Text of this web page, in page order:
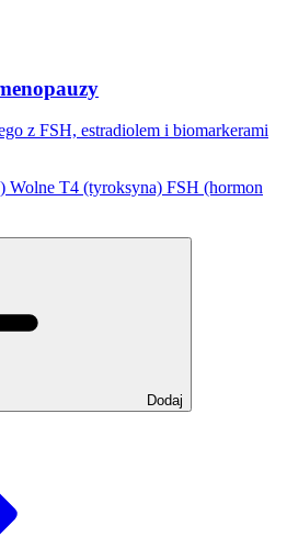
z FSH, estradiolem i biomarkerami
Wolne T4 (tyroksyna) FSH (hormon
Dodaj